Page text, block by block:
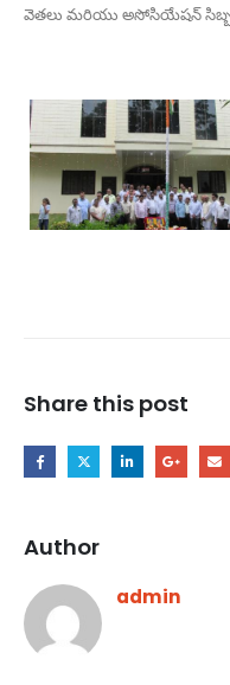
వెతలు మరియు అసోసియేషన్
Share this post
Author
admin